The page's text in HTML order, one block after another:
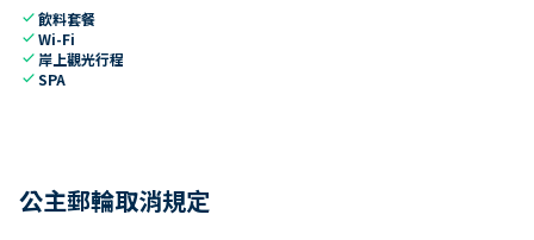
check飲料套餐
checkWi-Fi
check 岸上觀光行程
checkSPA
公主郵輪取消規定